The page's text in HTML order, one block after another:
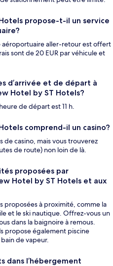
propose-t-il un service
aéroportuaire aller-retour est offert
sont de 20 EUR par véhicule et
d’arrivée et de départ à
Hotel by ST Hotels?
de départ est 11 h.
comprend-il un casino?
de casino, mais vous trouverez
de route) non loin de là.
proposées par
Hotel by ST Hotels et aux
proposées à proximité, comme la
et le ski nautique. Offrez-vous un
dans la baignoire à remous.
propose également piscine
de vapeur.
dans l’hébergement